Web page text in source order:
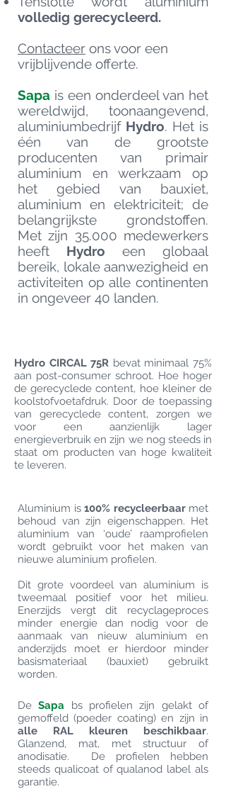
Aluminium is 100% recycleerbaarmet
behoud van zijn eigenschappen. Het
aluminium van ‘oude’ raamprofielen
wordt gebruikt voor het maken van
nieuwe aluminium profielen.
Dit grote voordeel van aluminium is
tweemaal positief voor het milieu.
Enerzijds vergt dit recyclageproces
minder energie dan nodig voor de
aanmaak van nieuw aluminium en
anderzijds moet er hierdoor minder
basismateriaal (bauxiet) gebruikt
worden.
DeSapa bs profielen zijn gelakt of
gemoffeld (poeder coating) en zijn in
alle RAL kleuren beschikbaar.
Glanzend, mat, met structuur of
anodisatie. De profielen hebben
steeds qualicoat of qualanod label als
garantie.
volledig gerecycleerd.
Contacteer ons voor een
vrijblijvende offerte.
Sapa is een onderdeel van het
wereldwijd, toonaangevend,
aluminiumbedrijf Hydro. Het is
één van de grootste
producenten van primair
aluminium en werkzaam op
het gebied van bauxiet,
aluminium en elektriciteit; de
belangrijkste grondstoffen.
Met zijn 35.000 medewerkers
heeft Hydro een globaal
bereik, lokale aanwezigheid en
activiteiten op alle continenten
in ongeveer 40 landen.
Hydro CIRCAL 75R bevat minimaal 75%
aan post-consumer schroot. Hoe hoger
de gerecyclede content, hoe kleiner de
koolstofvoetafdruk. Door de toepassing
van gerecyclede content, zorgen we
voor een aanzienlijk lager
energieverbruik en zijn we nog steeds in
staat om producten van hoge kwaliteit
te leveren.